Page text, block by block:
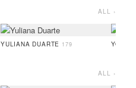
ALL ›
YULIANA DUARTE 179 YOO
ALL ›